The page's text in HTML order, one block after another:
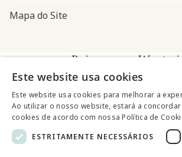
Mapa do Site
Baixe o app
Este website usa cookies
Este website usa cookies para melhorar a
Ao utilizar o nosso website, estará a
cookies de acordo com nossa Política de
ESTRITAMENTE NECESSÁRIOS